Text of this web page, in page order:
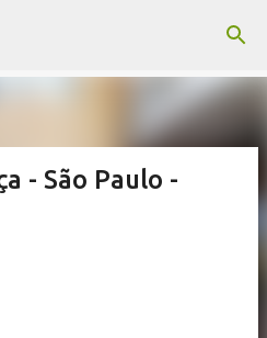
principal
- São Paulo -